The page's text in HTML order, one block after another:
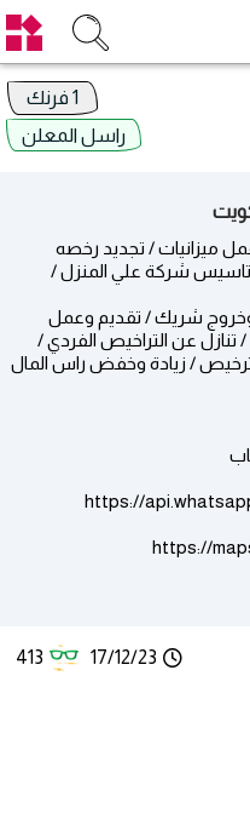
راسل المعلن
ميزانيات / تجديد رخصه
شركة علي المنزل /
شريك / تقديم وعمل
/ تنازل عن التراخيص الفردي /
/ زيادة وخفض راس المال
https://
https://
17/12/23
413